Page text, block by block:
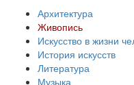
Архитектура
Живопись
Искусство в жизни
История искусств
Литература
Музыка